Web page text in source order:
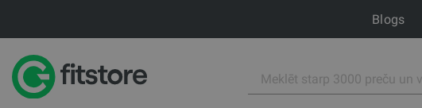
Blogs